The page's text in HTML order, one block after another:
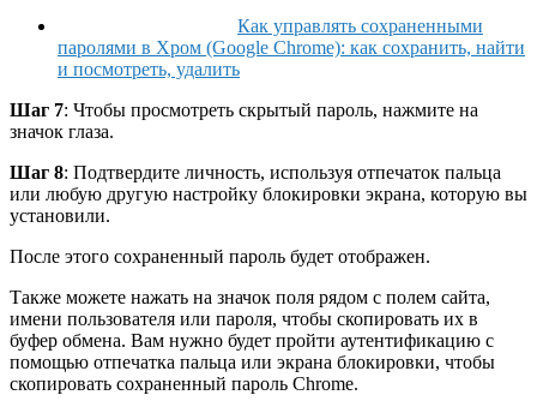
Как управлять сохраненными
паролями в Хром (Google Chrome): как сохранить, найти
и посмотреть, удалить
Шаг 7: Чтобы просмотреть скрытый пароль, нажмите на
значок глаза.
Шаг 8: Подтвердите личность, используя отпечаток пальца
или любую другую настройку блокировки экрана, которую вы
установили.
После этого сохраненный пароль будет отображен.
Также можете нажать на значок поля рядом с полем сайта,
имени пользователя или пароля, чтобы скопировать их в
буфер обмена. Вам нужно будет пройти аутентификацию с
помощью отпечатка пальца или экрана блокировки, чтобы
скопировать сохраненный пароль Chrome.